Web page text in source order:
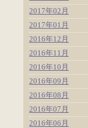
2017年02月
2017年01月
2016年12月
2016年11月
2016年10月
2016年09月
2016年08月
2016年07月
2016年06月